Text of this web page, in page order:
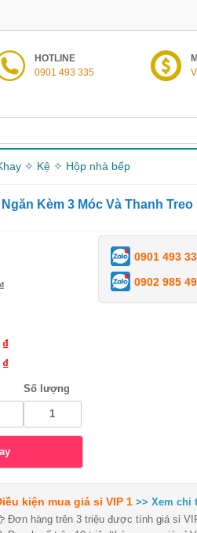
HOTLINE
0901 493 335
✧ Kệ ✧ Hộp nhà bếp
Kèm 3 Móc Và Thanh Treo
Số lượng
0901 493
0902 985
kiện mua giá sỉ VIP 1 >> Xem chi
Đơn hàng trên 3 triệu được tính giá sỉ